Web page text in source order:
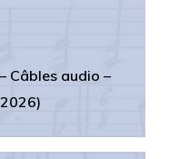
Câbles audio –